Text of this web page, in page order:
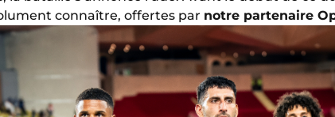
connaître, offertes par notre partenaire